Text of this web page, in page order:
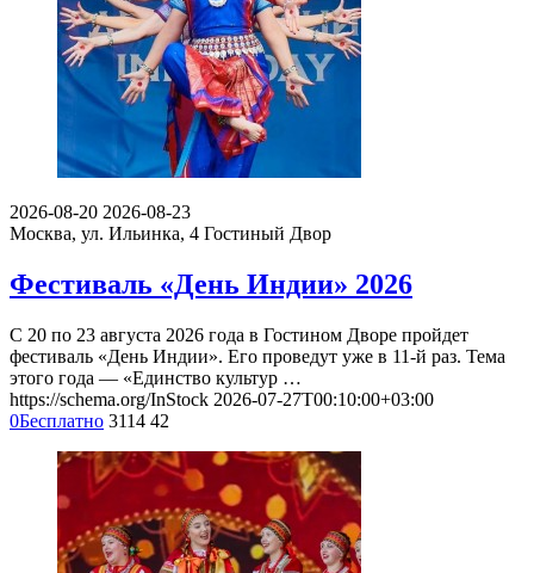
2026-08-20 2026-08-23
Москва, ул. Ильинка, 4 Гостиный Двор
Фестиваль «День Индии» 2026
С 20 по 23 августа 2026 года в Гостином Дворе пройдет
фестиваль «День Индии». Его проведут уже в 11-й раз. Тема
этого года — «Единство культур …
https://schema.org/InStock 2026-07-27T00:10:00+03:00
0Бесплатно 3114 42